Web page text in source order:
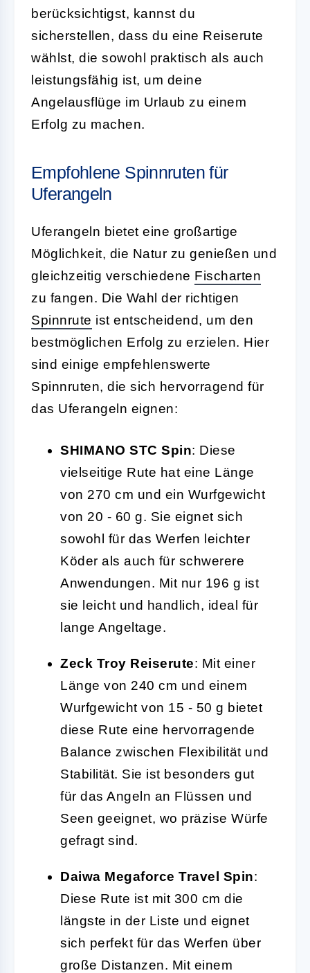
berücksichtigst, kannst du
sicherstellen, dass du eine Reiserute
wählst, die sowohl praktisch als auch
leistungsfähig ist, um deine
Angelausflüge im Urlaub zu einem
Erfolg zu machen.
Empfohlene Spinnruten für
Uferangeln
Uferangeln bietet eine großartige
Möglichkeit, die Natur zu genießen und
gleichzeitig verschiedene Fischarten
zu fangen. Die Wahl der richtigen
Spinnrute ist entscheidend, um den
bestmöglichen Erfolg zu erzielen. Hier
sind einige empfehlenswerte
Spinnruten, die sich hervorragend für
das Uferangeln eignen:
SHIMANO STC Spin: Diese
vielseitige Rute hat eine Länge
von 270 cm und ein Wurfgewicht
von 20 - 60 g. Sie eignet sich
sowohl für das Werfen leichter
Köder als auch für schwerere
Anwendungen. Mit nur 196 g ist
sie leicht und handlich, ideal für
lange Angeltage.
Zeck Troy Reiserute: Mit einer
Länge von 240 cm und einem
Wurfgewicht von 15 - 50 g bietet
diese Rute eine hervorragende
Balance zwischen Flexibilität und
Stabilität. Sie ist besonders gut
für das Angeln an Flüssen und
Seen geeignet, wo präzise Würfe
gefragt sind.
Daiwa Megaforce Travel Spin:
Diese Rute ist mit 300 cm die
längste in der Liste und eignet
sich perfekt für das Werfen über
große Distanzen. Mit einem